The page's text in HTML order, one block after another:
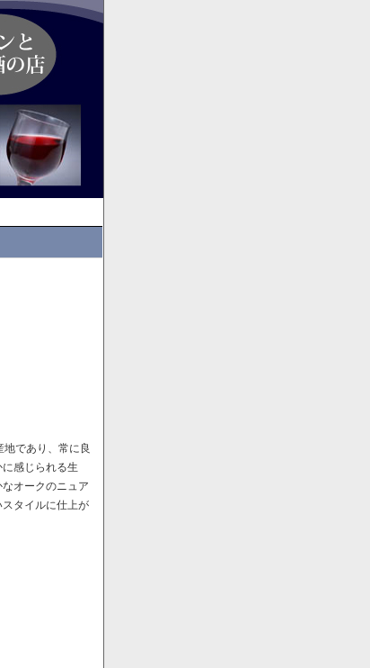
であり、常に良
感じられる生
オークのニュア
タイルに仕上が